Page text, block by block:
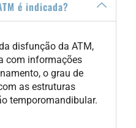
é indicada?
disfunção da ATM,
com informações
o grau de
as estruturas
temporomandibular.